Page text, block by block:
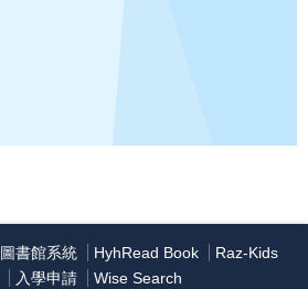
圖書館系統 HyhRead Book
Raz-Kids
入學申請 Wise Search